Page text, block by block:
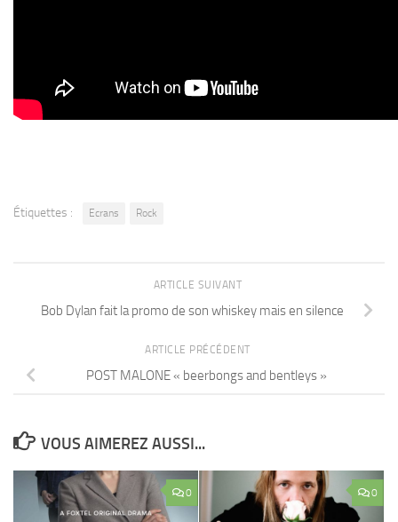
Étiquettes : Ecrans Rock
ARTICLE SUIVANT
Bob Dylan fait la promo de son whiskey mais en silence
ARTICLE PRÉCÉDENT
POST MALONE « beerbongs and bentleys »
VOUS AIMEREZ AUSSI...
0 0